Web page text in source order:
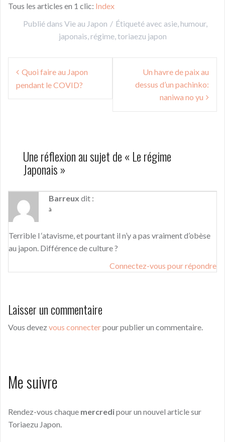
Tous les articles en 1 clic: Index
Publié dans Vie au Japon Étiqueté avec asie, humour,
japonais régime, toriaezu japon
Navigation
de Quoi faire au Japon
pendant le COVID?
Un havre de paix au
dessus d’un pachinko:
naniwa no yu
Une réflexion au sujet de « Le régime
Japonais»
Barreux dit :
à
Terrible l ‘atavisme, et pourtant il n’y a pas vraiment d’obèse
au japon. Différence de culture ?
Connectez-vous pour répondre
Laisser un commentaire
Vous devez vous connecterpour publier un commentaire.
Me suivre
Rendez-vous chaque mercredipour un nouvel article sur
Toriaezu Japon.